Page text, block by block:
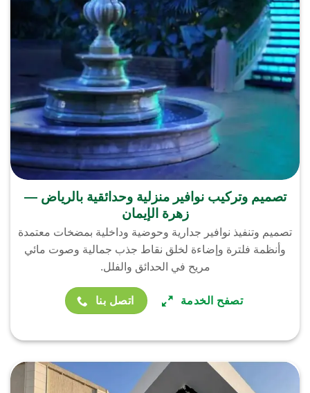
تصميم وتركيب نوافير منزلية وحدائقية بالرياض —
زهرة الإيمان
تصميم وتنفيذ نوافير جدارية وحوضية وداخلية بمضخات معتمدة
وأنظمة فلترة وإضاءة لخلق نقاط جذب جمالية وصوت مائي
مريح في الحدائق والفلل.
تصفح الخدمة اتصل بنا